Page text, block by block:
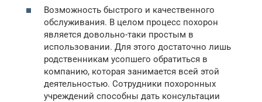
Возможность быстрого и качественного
обслуживания. В целом процесс похорон
является довольно-таки простым в
использовании. Для этого достаточно лишь
родственникам усопшего обратиться в
компанию, которая занимается всей этой
деятельностью. Сотрудники похоронных
учреждений способны дать консультации